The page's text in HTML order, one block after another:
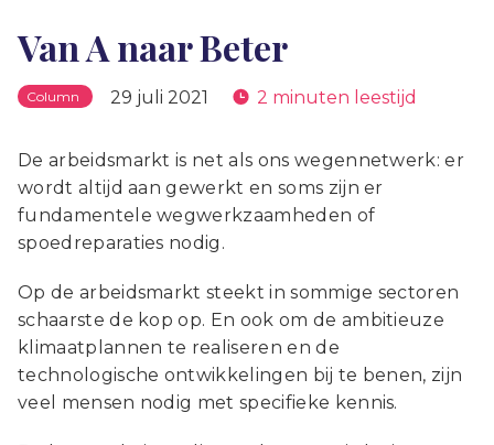
Van A naar Beter
Column 29 juli 2021 2 minuten leestijd
De arbeidsmarkt is net als ons wegennetwerk: er
wordt altijd aan gewerkt en soms zijn er
fundamentele wegwerkzaamheden of
spoedreparaties nodig.
Op de arbeidsmarkt steekt in sommige sectoren
schaarste de kop op. En ook om de ambitieuze
klimaatplannen te realiseren en de
technologische ontwikkelingen bij te benen, zijn
veel mensen nodig met specifieke kennis.